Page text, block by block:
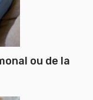
ou de la